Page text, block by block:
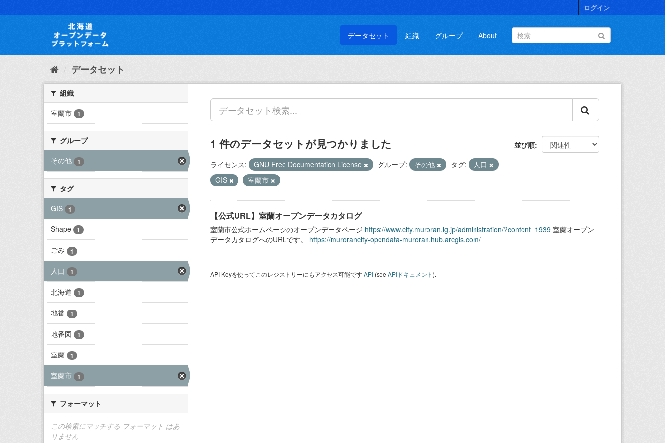
キ
て
ログイン
データセット 組織 グループ About
データセット
組織
室蘭市
1
グループ
その他
1
タグ
GIS
1
Shape 1
ごみ 1
人口 1
北海道 1
地番 1
地番図 1
室蘭 1
室蘭市 1
フォーマット
この検索にマッチする フォーマット はあ
りません
並び順
1 件のデータセットが見つかりました
ライセンス: GNU Free Documentation License グループ: その他 タグ:
人口
GIS
室蘭市
【公式URL】室蘭オープンデータカタログ
室蘭市公式ホームページのオープンデータページ https://www.city.muroran.lg.jp/administration/?content=1939 室蘭オープン
データカタログへのURLです。 https://murorancity-opendata-muroran.hub.arcgis.com/
API Keyを使ってこのレジストリーにもアクセス可能ですAPI (see APIドキュメント).